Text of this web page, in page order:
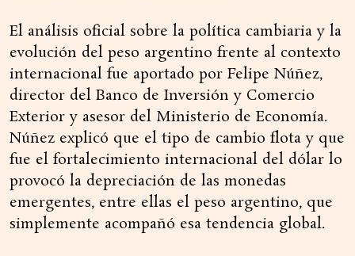
El análisis oficial sobre la política cambiaria y la
evolución del peso argentino frente al contexto
internacional fue aportado por Felipe Núñez,
director del Banco de Inversión y Comercio
Exterior y asesor del Ministerio de Economía.
Núñez explicó que el tipo de cambio flota y que
fue el fortalecimiento internacional del dólar lo
provocó la depreciación de las monedas
emergentes, entre ellas el peso argentino, que
simplemente acompañó esa tendencia global.